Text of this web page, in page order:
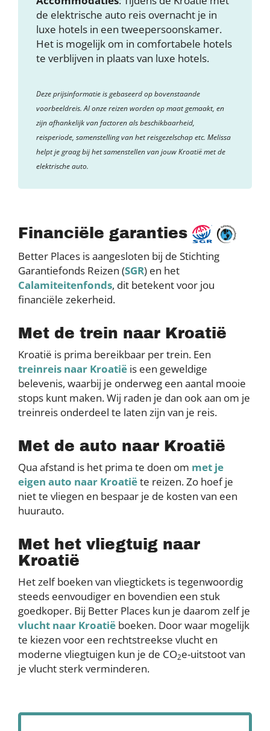
de elektrische auto reis overnacht je in
luxe hotels in een tweepersoonskamer.
Het is mogelijk om in comfortabele hotels
te verblijven in plaats van luxe hotels.
Deze prijsinformatie is gebaseerd op bovenstaande
voorbeeldreis. Al onze reizen worden op maat gemaakt, en
zijn afhankelijk van factoren als beschikbaarheid,
reisperiode, samenstelling van het reisgezelschap etc. Melissa
helpt je graag bij het samenstellen van jouw Kroatië met de
elektrische auto.
Financiële garanties
Better Places is aangesloten bij de Stichting
Garantiefonds Reizen (SGR) en het
Calamiteitenfonds, dit betekent voor jou
financiële zekerheid.
Met de trein naar Kroatië
Kroatië is prima bereikbaar per trein. Een
treinreis naar Kroatië is een geweldige
belevenis, waarbij je onderweg een aantal mooie
stops kunt maken. Wij raden je dan ook aan om je
treinreis onderdeel te laten zijn van je reis.
Met de auto naar Kroatië
Qua afstand is het prima te doen om met je
eigen auto naar Kroatiëte reizen. Zo hoef je
niet te vliegen en bespaar je de kosten van een
huurauto.
Met het vliegtuig naar
Kroatië
Het zelf boeken van vliegtickets is tegenwoordig
steeds eenvoudiger en bovendien een stuk
goedkoper. Bij Better Places kun je daarom zelf je
vlucht naar Kroatië boeken. Door waar mogelijk
te kiezen voor een rechtstreekse vlucht en
moderne vliegtuigen kun je de CO2e-uitstoot van
je vlucht sterk verminderen.